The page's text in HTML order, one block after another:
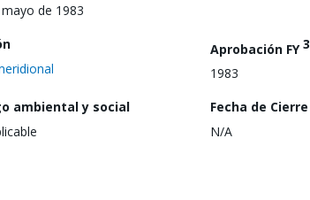
de 1983
Aprobación FY3
1983
ambiental y social
Fecha de Cierre
N/A